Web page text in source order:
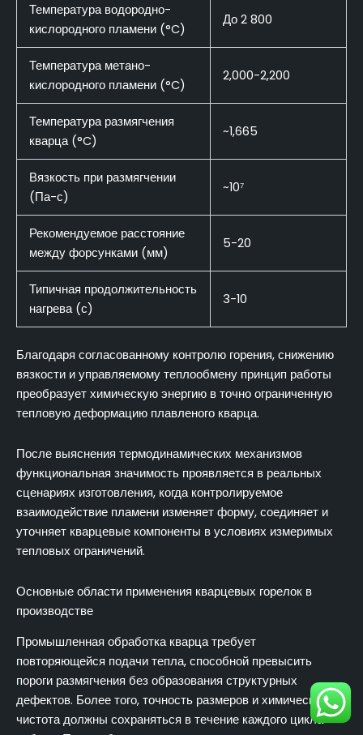
Температура водородно-
кислородного пламени (°C)
До 2 800
Температура метано-
кислородного пламени (°C)
2,000-2,200
Температура размягчения
кварца (°C)
~1,665
Вязкость при размягчении
(Па-с)
~10⁷
Рекомендуемое расстояние
между форсунками (мм)
5-20
Типичная продолжительность
нагрева (с)
3-10
Благодаря согласованному контролю горения, снижению
вязкости и управляемому теплообмену принцип работы
преобразует химическую энергию в точно ограниченную
тепловую деформацию плавленого кварца.
После выяснения термодинамических механизмов
функциональная значимость проявляется в реальных
сценариях изготовления, когда контролируемое
взаимодействие пламени изменяет форму, соединяет и
уточняет кварцевые компоненты в условиях измеримых
тепловых ограничений.
Основные области применения кварцевых горелок в
производстве
Промышленная обработка кварца требует
повторяющейся подачи тепла, способной превысить
пороги размягчения без образования структурных
дефектов. Более того, точность размеров и химическая
чистота должны сохраняться в течение каждого цикла